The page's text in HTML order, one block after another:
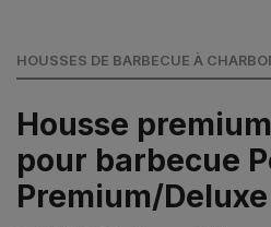
HOUSSES DE BARBECUE À
Housse premium
pour barbecue
Premium/Deluxe